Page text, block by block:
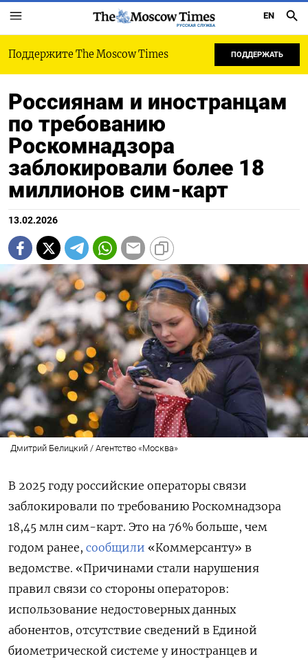
РУССКАЯ СЛУЖБА
EN
Поддержите The Moscow Times ПОДДЕРЖАТЬ
Россиянам и иностранцам
по требованию
Роскомнадзора
заблокировали более 18
миллионов сим-карт
13.02.2026
Дмитрий Белицкий / Агентство «Москва»
В 2025 году российские операторы связи
заблокировали по требованию Роскомнадзора
18,45 млн сим-карт. Это на 76% больше, чем
годом ранее, сообщили «Коммерсанту» в
ведомстве. «Причинами стали нарушения
правил связи со стороны операторов:
использование недостоверных данных
абонентов, отсутствие сведений в Единой
биометрической системе у иностранцев и